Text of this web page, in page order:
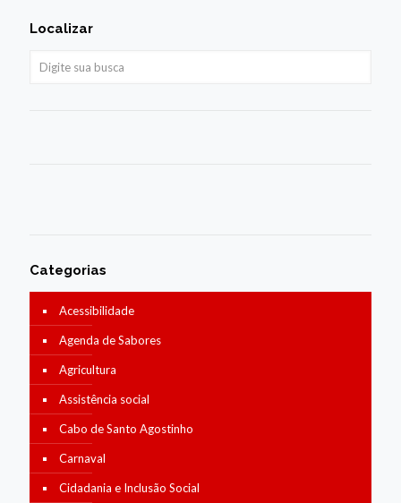
Localizar
Categorias
Acessibilidade
Agenda de Sabores
Agricultura
Assistência social
Cabo de Santo Agostinho
Carnaval
Cidadania e Inclusão Social